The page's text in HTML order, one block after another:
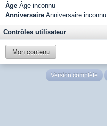
Âge Âge inconnu
Anniversaire Anniversaire inconnu
Contrôles utilisateur
Mon contenu
Version complète